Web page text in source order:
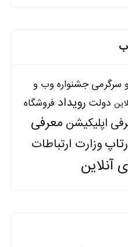
سرگرمی جشنواره وب و
دولت رویداد فروشگاه
اپلیکیشن معرفی
وزارت ارتباطات